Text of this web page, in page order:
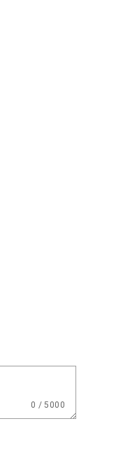
0 / 5000